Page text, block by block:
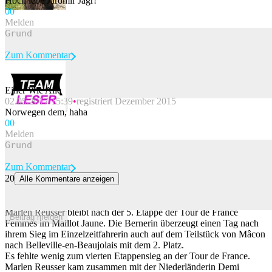
00
Melden
Beitrag melden
Zum Kommentar
Einer Wie Alle
02.05.2017 15:39 registriert Dezember 2015
Norwegen dem, haha
00
Melden
Beitrag melden
Zum Kommentar
20 Alle Kommentare anzeigen
Marlen Reusser bleibt nach der 5. Etappe der Tour de France
Femmes im Maillot Jaune. Die Bernerin überzeugt einen Tag nach
ihrem Sieg im Einzelzeitfahrerin auch auf dem Teilstück von Mâcon
nach Belleville-en-Beaujolais mit dem 2. Platz.
Es fehlte wenig zum vierten Etappensieg an der Tour de France.
Marlen Reusser kam zusammen mit der Niederländerin Demi